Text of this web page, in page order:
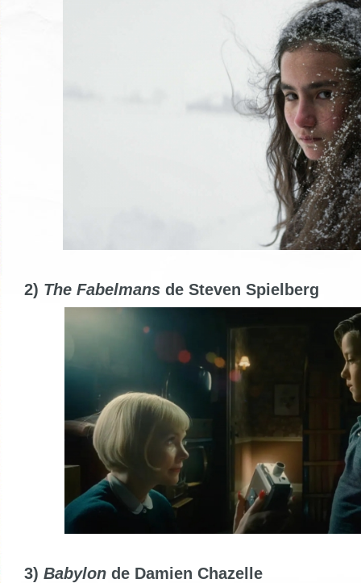
2) The Fabelmans de Steven Spielberg
3) Babylon de Damien Chazelle